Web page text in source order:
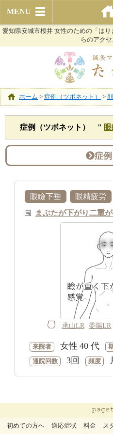
MENU
愛知県安城市桜井 女性のための「は
らのアク
ホーム > 症例（ツボネット） >
症例（ツボネット） "
症
眼瞼下垂 眼精疲労
まぶたが下がり二重
承山LR 委陽LR
来院者 女性 40 代
通院回数 3回 頻度
初めての方へ 適応症状 料金 ス